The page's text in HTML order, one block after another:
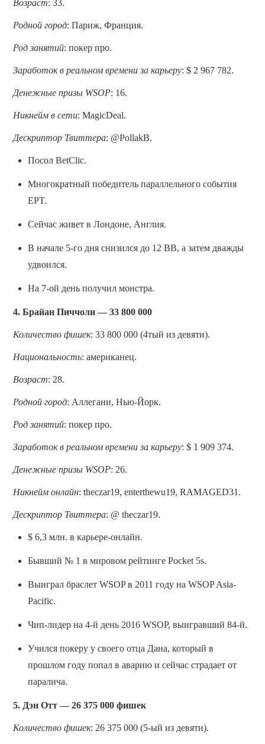
Возраст: 33.
Родной город: Париж, Франция.
Род занятий: покер про.
Заработок в реальном времени за карьеру: $ 2 967 782.
Денежные призы WSOP: 16.
Никнейм в сети: MagicDeal.
Дескриптор Твиттера: @PollakB.
Посол BetClic.
Многократный победитель параллельного события
EPT.
Сейчас живет в Лондоне, Англия.
В начале 5-го дня снизился до 12 BB, а затем дважды
удвоился.
На 7-ой день получил монстра.
4. Брайан Пиччоли — 33 800 000
Количество фишек: 33 800 000 (4тый из девяти).
Национальность: американец.
Возраст: 28.
Родной город: Аллегани, Нью-Йорк.
Род занятий: покер про.
Заработок в реальном времени за карьеру: $ 1 909 374.
Денежные призы WSOP: 26.
Никнейм онлайн: theczar19, enterthewu19, RAMAGED31.
Дескриптор Твиттера: @ theczar19.
$ 6,3 млн. в карьере-онлайн.
Бывший № 1 в мировом рейтинге Pocket 5s.
Выиграл браслет WSOP в 2011 году на WSOP Asia-
Pacific.
Чип-лидер на 4-й день 2016 WSOP, выигравший 84-й.
Учился покеру у своего отца Дана, который в
прошлом году попал в аварию и сейчас страдает от
паралича.
5. Дэн Отт — 26 375 000 фишек
Количество фишек: 26 375 000 (5-ый из девяти).